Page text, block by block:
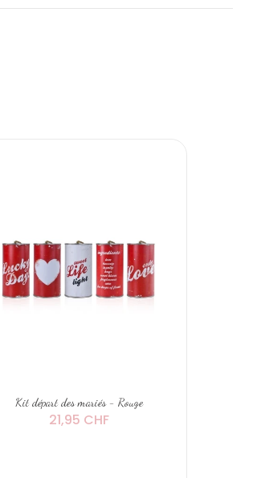
Kit départ des mariés - Rouge
21,95 CHF